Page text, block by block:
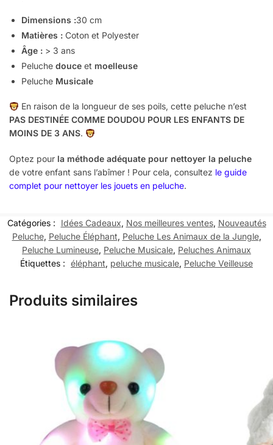
Dimensions :30 cm
Matières : Coton et Polyester
Âge : > 3 ans
Peluche douce et moelleuse
Peluche Musicale
En raison de la longueur de ses poils, cette peluche n’est
PAS DESTINÉE COMME DOUDOU POUR LES ENFANTS DE
MOINS DE 3 ANS.
Optez pour la méthode adéquate pour nettoyer la peluche
de votre enfant sans l’abîmer ! Pour cela, consultez le guide
complet pour nettoyer les jouets en peluche.
Catégories : Idées Cadeaux, Nos meilleures ventes, Nouveautés
Peluche, Peluche Éléphant, Peluche Les Animaux de la Jungle,
Peluche Lumineuse, Peluche Musicale, Peluches Animaux
Étiquettes : éléphant, peluche musicale, Peluche Veilleuse
Produits similaires